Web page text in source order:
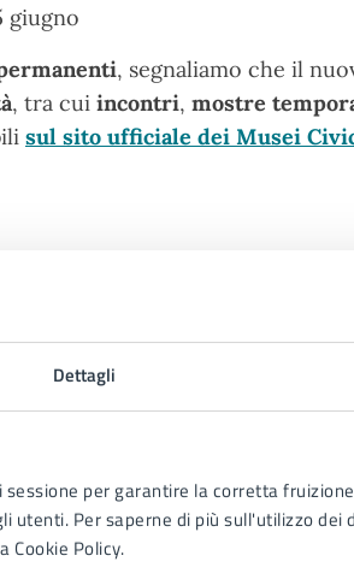
Dettagli
per garantire la corretta
utenti. Per saperne di più sull'utilizzo dei
Cookie Policy.
giugno
, segnaliamo che il
, tra cui incontri, mostre
sul sito ufficiale dei Musei
(VE),